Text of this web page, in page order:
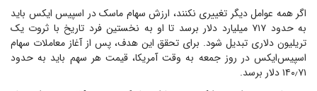
اگر همه عوامل دیگر تغییری نکنند، ارزش سهام ماسک در اسپیس ایکس باید
به حدود ۷۱۷ میلیارد دلار برسد تا او به نخستین فرد تاریخ با ثروت یک
تریلیون دلاری تبدیل شود. برای تحقق این هدف، پس از آغاز معاملات سهام
اسپیس‌ایکس در روز جمعه به وقت آمریکا، قیمت هر سهم باید به حدود
۱۴۰٫۷۱ دلار برسد.